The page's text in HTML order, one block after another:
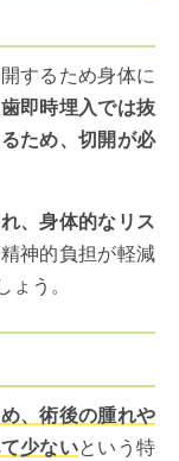
するため身体に
即時埋入では抜
ため、切開が必
、身体的なリス
神的負担が軽減
ょう。
、術後の腫れや
少ないという特